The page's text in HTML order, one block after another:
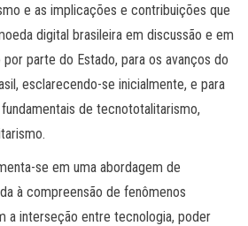
e as implicações e contribuições que
digital brasileira em discussão e em
parte do Estado, para os avanços do
esclarecendo-se inicialmente, e para
de tecnototalitarismo,
se em uma abordagem de
à compreensão de fenômenos
a interseção entre tecnologia, poder